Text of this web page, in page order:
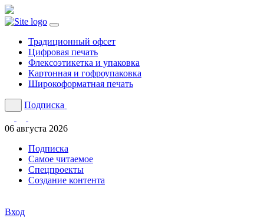
Традиционный офсет
Цифровая печать
Флексоэтикетка и упаковка
Картонная и гофроупаковка
Широкоформатная печать
Подписка
06 августа 2026
Подписка
Cамое читаемое
Спецпроекты
Создание контента
Вход